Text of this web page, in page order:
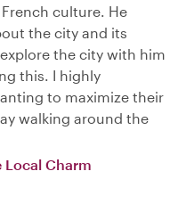
culture. He
the city and its
the city with him
this. I highly
to maximize their
walking around the
Local Charm